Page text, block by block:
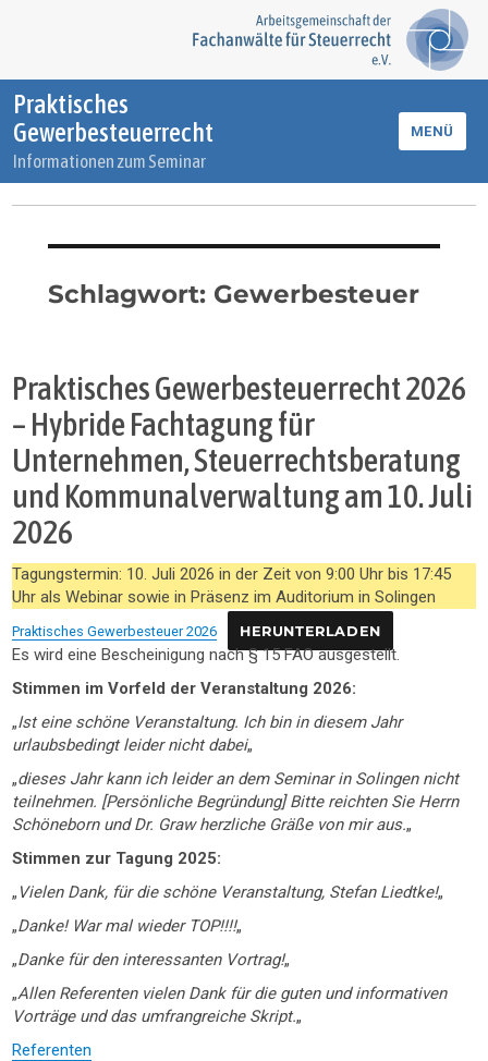
Praktisches
Gewerbesteuerrecht
Informationen zum Seminar
MENÜ
Schlagwort: Gewerbesteuer
Praktisches Gewerbesteuerrecht 2026
– Hybride Fachtagung für
Unternehmen, Steuerrechtsberatung
und Kommunalverwaltung am 10. Juli
2026
Tagungstermin: 10. Juli 2026 in der Zeit von 9:00 Uhr bis 17:45
Uhr als Webinar sowie in Präsenz im Auditorium in Solingen
Praktisches Gewerbesteuer 2026 HERUNTERLADEN
Es wird eine Bescheinigung nach § 15 FAO ausgestellt.
Stimmen im Vorfeld der Veranstaltung 2026:
„Ist eine schöne Veranstaltung. Ich bin in diesem Jahr
urlaubsbedingt leider nicht dabei„
„dieses Jahr kann ich leider an dem Seminar in Solingen nicht
teilnehmen. [Persönliche Begründung] Bitte reichten Sie Herrn
Schöneborn und Dr. Graw herzliche Gräße von mir aus.„
Stimmen zur Tagung 2025:
„ Vielen Dank, für die schöne Veranstaltung, Stefan Liedtke!„
„Danke! War mal wieder TOP!!!!„
„Danke für den interessanten Vortrag!„
„Allen Referenten vielen Dank für die guten und informativen
Vorträge und das umfrangreiche Skript.„
Referenten